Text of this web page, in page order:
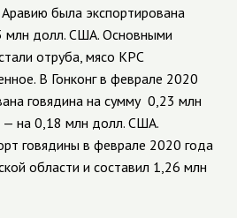
была экспортирована
млн долл. США. Основными
отруба, мясо КРС
В Гонконг в феврале 2020
говядина на сумму 0,23 млн
на 0,18 млн долл. США.
говядины в феврале 2020 года
области и составил 1,26 млн